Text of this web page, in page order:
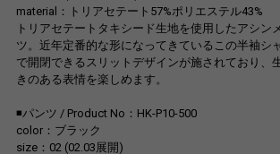
material：トリアセテート57%ポリエステル43%
トリアセテートタキシード生地を使用したアシン
ツ。近年定番的な形になってきているこの半袖シ
で開閉できるスリットデザインが施されており、
きのある表情を楽しめます。
◾️パンツ / Product No：HK-P10-500
color：ブラック
size：02 (02.03展開)